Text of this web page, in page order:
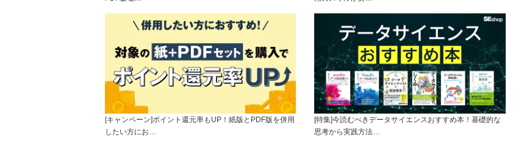
[キャンペーン]ポイント還元率もUP！紙版とPDF版を併用
したい方にお…
[特集]今読むべきデータサイエンスおすすめ本！基礎的な
思考から実践方法…